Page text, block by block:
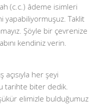
(c.c.) âdeme isimleri
yapabiliyormuşuz. Taklit
Şöyle bir çevrenize
kendiniz verin.
açısıyla her şeyi
tarihte biter dedik.
şükür elimizle bulduğumuz